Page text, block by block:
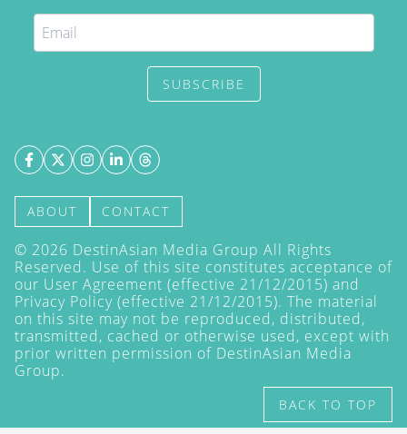
SUBSCRIBE
ABOUT CONTACT
© 2026 DestinAsian Media Group All Rights
Reserved. Use of this site constitutes acceptance of
our User Agreement (effective 21/12/2015) and
Privacy Policy (effective 21/12/2015). The material
on this site may not be reproduced, distributed,
transmitted, cached or otherwise used, except with
prior written permission of DestinAsian Media
Group.
BACK TO TOP